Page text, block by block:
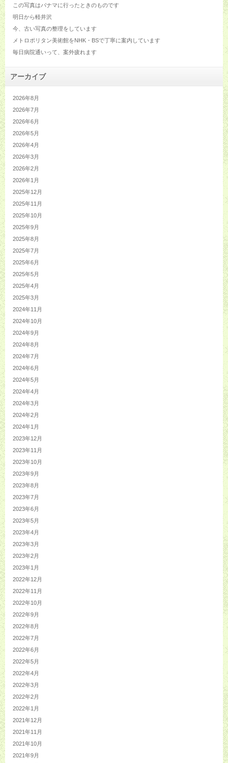
この写真はパナマに行ったときのものです
明日から軽井沢
今、古い写真の整理をしています
メトロポリタン美術館をNHK・BSで丁寧に案内しています
毎日病院通いって、案外疲れます
アーカイブ
2026年8月
2026年7月
2026年6月
2026年5月
2026年4月
2026年3月
2026年2月
2026年1月
2025年12月
2025年11月
2025年10月
2025年9月
2025年8月
2025年7月
2025年6月
2025年5月
2025年4月
2025年3月
2024年11月
2024年10月
2024年9月
2024年8月
2024年7月
2024年6月
2024年5月
2024年4月
2024年3月
2024年2月
2024年1月
2023年12月
2023年11月
2023年10月
2023年9月
2023年8月
2023年7月
2023年6月
2023年5月
2023年4月
2023年3月
2023年2月
2023年1月
2022年12月
2022年11月
2022年10月
2022年9月
2022年8月
2022年7月
2022年6月
2022年5月
2022年4月
2022年3月
2022年2月
2022年1月
2021年12月
2021年11月
2021年10月
2021年9月